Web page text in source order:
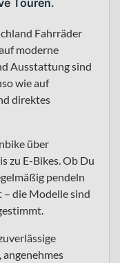
Fahrräder
moderne
Ausstattung sind
wie auf
direktes
über
zu E-Bikes. Ob Du
pendeln
die Modelle sind